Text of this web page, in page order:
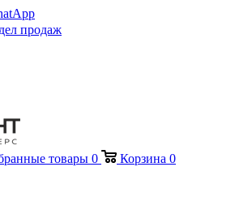
продаж
товары 0 Корзина 0